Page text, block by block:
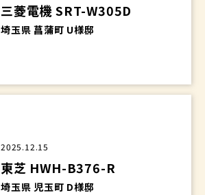
三菱電機 SRT-W305D
埼玉県 菖蒲町 U様邸
2025.12.15
東芝 HWH-B376-R
埼玉県 児玉町 D様邸